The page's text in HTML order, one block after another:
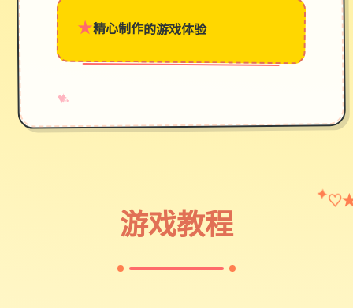
★精心制作的游戏体验
♥
✧
→
游戏教程
✦ ♡